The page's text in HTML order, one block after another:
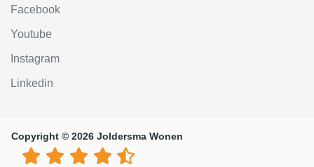
Facebook
Youtube
Instagram
Linkedin
Copyright © 2026 Joldersma Wonen